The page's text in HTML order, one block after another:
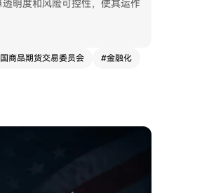
明度和风险可控性，使其运作
商品期货交易委员会 #金融化